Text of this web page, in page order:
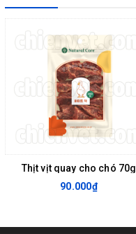
Thịt vịt quay cho chó 70g
90.000₫